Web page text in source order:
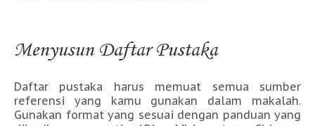
Menyusun Daftar Pustaka
Daftar pustaka harus memuat semua sumber
referensi yang kamu gunakan dalam makalah.
Gunakan format yang sesuai dengan panduan yang